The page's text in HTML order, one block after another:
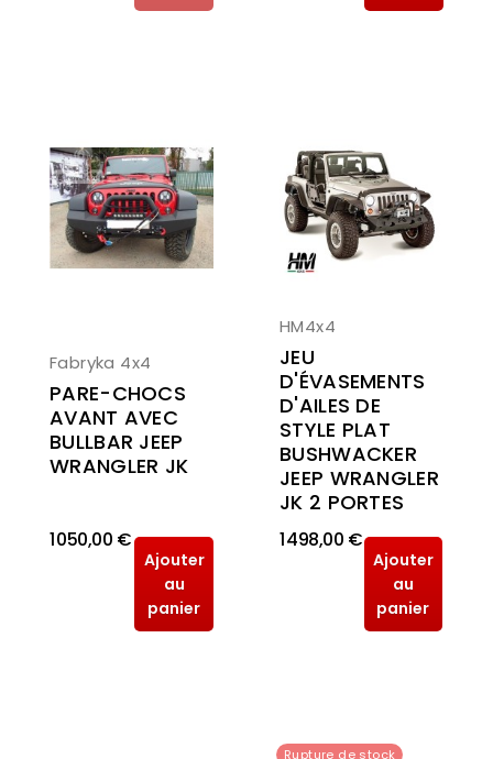
Fabryka 4x4
PARE-CHOCS
AVANT AVEC
BULLBAR JEEP
WRANGLER JK
1 050,00 €
Ajouter
au
panier
HM4x4
JEU
D'ÉVASEMENTS
D'AILES DE
STYLE PLAT
BUSHWACKER
JEEP WRANGLER
JK 2 PORTES
1 498,00 €
Ajouter
au
panier
Rupture de stock